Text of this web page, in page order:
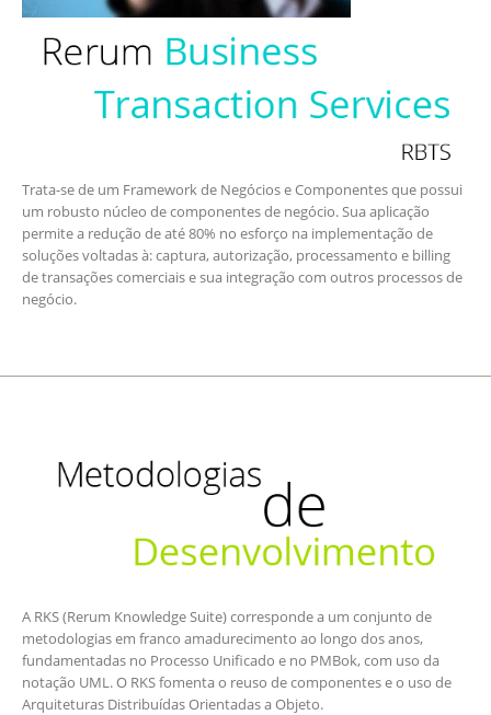
Trata-se de um Framework de Negócios e Componentes que possui
um robusto núcleo de componentes de negócio. Sua aplicação
permite a redução de até 80% no esforço na implementação de
soluções voltadas à: captura, autorização, processamento e billing
de transações comerciais e sua integração com outros processos de
negócio.
A RKS (Rerum Knowledge Suite) corresponde a um conjunto de
metodologias em franco amadurecimento ao longo dos anos,
fundamentadas no Processo Unificado e no PMBok, com uso da
notação UML. O RKS fomenta o reuso de componentes e o uso de
Arquiteturas Distribuídas Orientadas a Objeto.